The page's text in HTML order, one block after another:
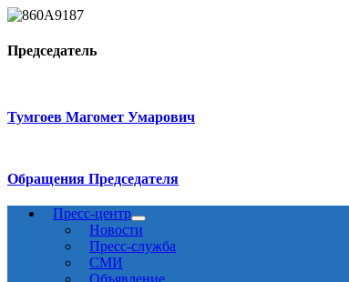
Председатель
Тумгоев Магомет Умарович
Обращения Председателя
Пресс-центр
Новости
Пресс-служба
СМИ